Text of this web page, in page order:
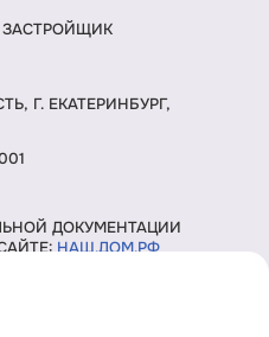
Г. ЕКАТЕРИНБУРГ,
ДОКУМЕНТАЦИИ
НАШ.ДОМ.РФ